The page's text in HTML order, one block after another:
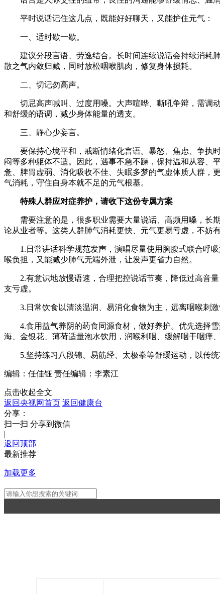
平时说话记住这几点，既能好好聊天，又能护住元气：
一、适时歇一歇。
建议分段言语、劳逸结合。长时间连续说话会持续消耗
散之气内敛归藏，同时放松咽喉肌肉，修复身体损耗。
二、切记勿高声。
切忌高声喊叫、过度用嗓。大声喧哗、嘶吼争辩，需调
和舒缓的语调，减少身体能量的透支。
三、静心少妄言。
要保持心境平和，戒断情绪化言语。暴怒、焦虑、争执
闷等多种躯体不适。因此，遇事不急不躁，保持温和从容、
惫、脾胃虚弱、消化吸收不佳、失眠多梦的气虚体质人群，
气消耗，守住自身本就不足的元气根基。
特殊人群应对症养护，请收下这份专属方案
需要注意的是，很多职业需要大量说话、高频用嗓，长
论从业者等。这类人群肺气消耗更快、元气更易亏虚，不妨
1.日常讲话科学规范发声，演唱尽量使用胸腹式联合呼
喉负担，又能减少肺气无端外泄，让发声更省力自然。
2.有意识地放慢语速，合理把控说话节奏，降低过高音
支亏虚。
3.日常饮食以清淡温润、易消化食物为主，远离咽喉刺
4.食用益气养阴的药食同源食材，做好养护。优先选择
海、金银花、薄荷适量泡水饮用，润喉利咽、缓解咽干咽痒
5.坚持练习八段锦、易筋经、太极拳等舒缓运动，以传
编辑：任佳钰 责任编辑：李素江
点击收起全文
返回央视网首页 返回健康台
分享：
扫一扫 分享到微信
|
返回顶部
最新推荐
加载更多